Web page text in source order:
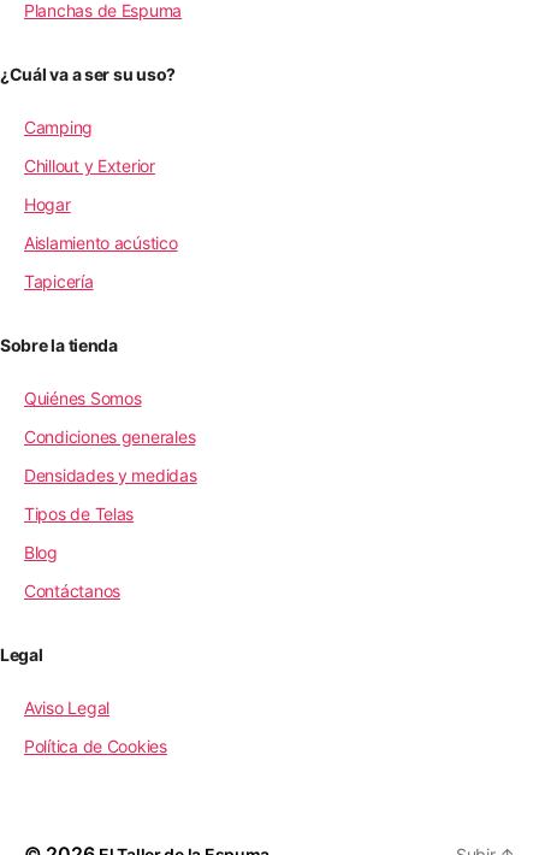
Planchas de Espuma
¿Cuál va a ser su uso?
Camping
Chillout y Exterior
Hogar
Aislamiento acústico
Tapicería
Sobre la tienda
Quiénes Somos
Condiciones generales
Densidades y medidas
Tipos de Telas
Blog
Contáctanos
Legal
Aviso Legal
Política de Cookies